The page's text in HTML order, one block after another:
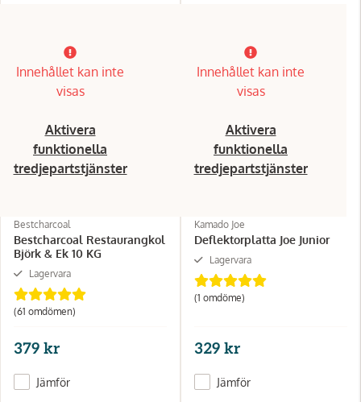
Innehållet kan inte
visas
Aktivera
funktionella
tredjepartstjänster
Bestcharcoal
Bestcharcoal Restaurangkol
Björk & Ek 10 KG
Lagervara
(61 omdömen)
379 kr
Jämför
Innehållet kan inte
visas
Aktivera
funktionella
tredjepartstjänster
Kamado Joe
Deflektorplatta Joe Junior
Lagervara
(1 omdöme)
329 kr
Jämför